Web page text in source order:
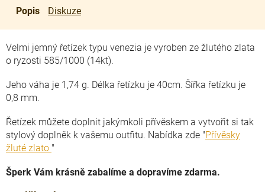
Popis Diskuze
Velmi jemný řetízek typu venezia je vyroben ze žlutého zlata
o ryzosti 585/1000 (14kt).
Jeho váha je 1,74 g. Délka řetízku je 40cm. Šířka řetízku je
0,8 mm.
Řetízek můžete doplnit jakýmkoli přívěskem a vytvořit si tak
stylový doplněk k vašemu outfitu. Nabídka zde "Přívěsky
žluté zlato "
Šperk Vám krásně zabalíme a dopravíme zdarma.